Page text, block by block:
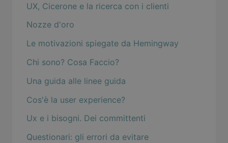
UX, Cicerone e la ricerca con i clienti
Nozze d'oro
Le motivazioni spiegate da Hemingway
Chi sono? Cosa Faccio?
Una guida alle linee guida
Cos'è la user experience?
Ux e i bisogni. Dei committenti
Questionari: gli errori da evitare